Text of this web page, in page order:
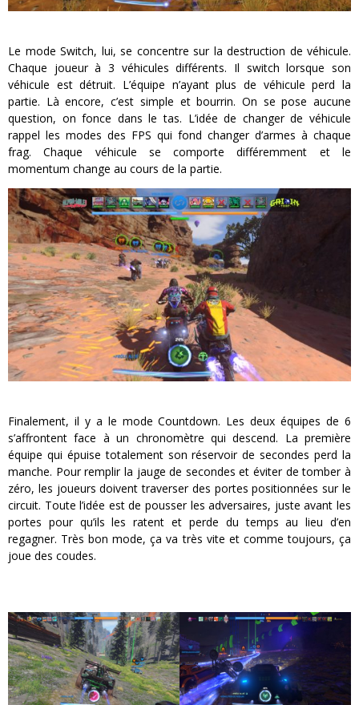
Le mode Switch, lui, se concentre sur la destruction de véhicule.
Chaque joueur à 3 véhicules différents. Il switch lorsque son
véhicule est détruit. L’équipe n’ayant plus de véhicule perd la
partie. Là encore, c’est simple et bourrin. On se pose aucune
question, on fonce dans le tas. L’idée de changer de véhicule
rappel les modes des FPS qui fond changer d’armes à chaque
frag. Chaque véhicule se comporte différemment et le
momentum change au cours de la partie.
Finalement, il y a le mode Countdown. Les deux équipes de 6
s’affrontent face à un chronomètre qui descend. La première
équipe qui épuise totalement son réservoir de secondes perd la
manche. Pour remplir la jauge de secondes et éviter de tomber à
zéro, les joueurs doivent traverser des portes positionnées sur le
circuit. Toute l’idée est de pousser les adversaires, juste avant les
portes pour qu’ils les ratent et perde du temps au lieu d’en
regagner. Très bon mode, ça va très vite et comme toujours, ça
joue des coudes.